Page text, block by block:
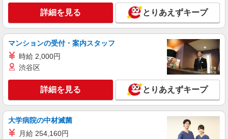
詳細を見る とりあえずキープ
マンションの受付・案内スタッフ
時給 2,000円
渋谷区
詳細を見る とりあえずキープ
大学病院の中材滅菌
月給 254,160円